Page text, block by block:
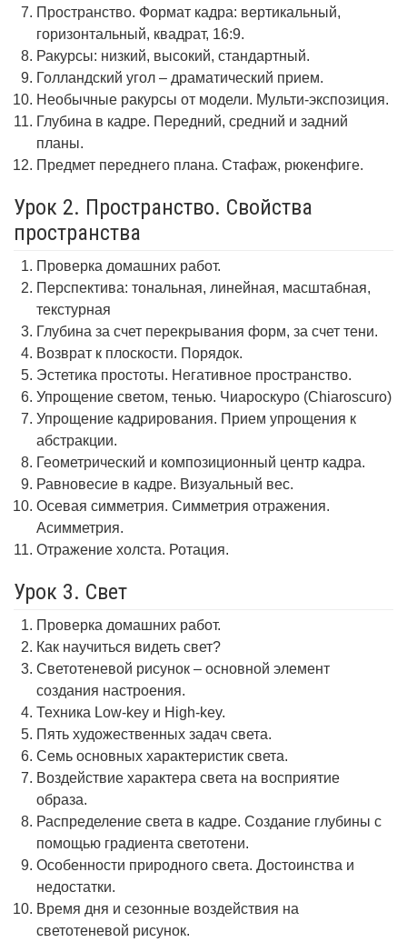
Пространство. Формат кадра: вертикальный,
горизонтальный, квадрат, 16:9.
Ракурсы: низкий, высокий, стандартный.
Голландский угол – драматический прием.
Необычные ракурсы от модели. Мульти-экспозиция.
Глубина в кадре. Передний, средний и задний
планы.
Предмет переднего плана. Стафаж, рюкенфиге.
Урок 2. Пространство. Свойства
пространства
Проверка домашних работ.
Перспектива: тональная, линейная, масштабная,
текстурная
Глубина за счет перекрывания форм, за счет тени.
Возврат к плоскости. Порядок.
Эстетика простоты. Негативное пространство.
Упрощение светом, тенью. Чиароскуро (Chiaroscuro)
Упрощение кадрирования. Прием упрощения к
абстракции.
Геометрический и композиционный центр кадра.
Равновесие в кадре. Визуальный вес.
Осевая симметрия. Симметрия отражения.
Асимметрия.
Отражение холста. Ротация.
Урок 3. Свет
Проверка домашних работ.
Как научиться видеть свет?
Светотеневой рисунок – основной элемент
создания настроения.
Техника Low-key и High-key.
Пять художественных задач света.
Семь основных характеристик света.
Воздействие характера света на восприятие
образа.
Распределение света в кадре. Создание глубины с
помощью градиента светотени.
Особенности природного света. Достоинства и
недостатки.
Время дня и сезонные воздействия на
светотеневой рисунок.